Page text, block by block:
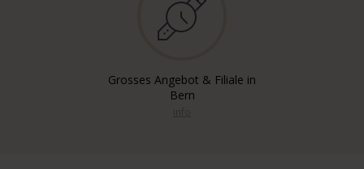
Grosses Angebot & Filiale in
Bern